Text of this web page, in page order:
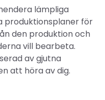
lämpliga
produktionsplaner för
den produktion och
vill bearbeta.
av gjutna
att höra av dig.